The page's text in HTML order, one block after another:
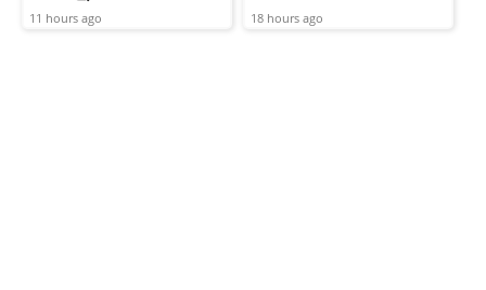
11 hours ago 18 hours ago